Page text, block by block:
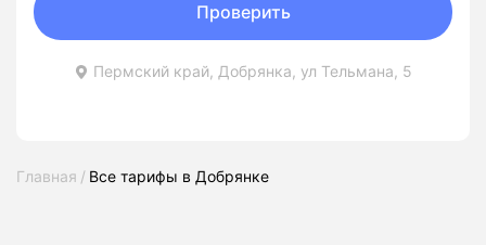
Пермский край, Добрянка, ул Тельмана, 5
Проверить
Главная Все тарифы в Добрянке